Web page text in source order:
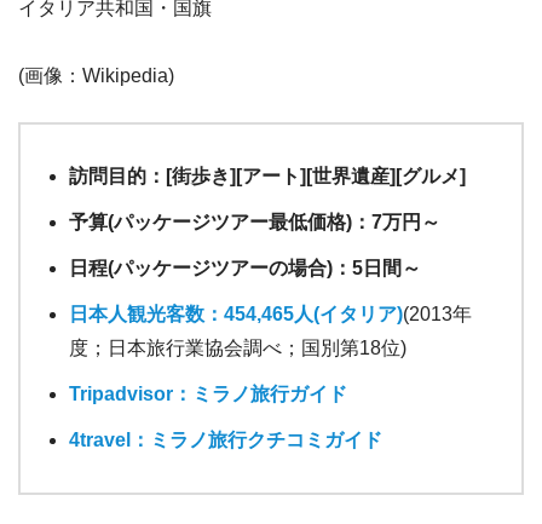
イタリア共和国・国旗
(画像：Wikipedia)
訪問目的：[街歩き][アート][世界遺産][グルメ]
予算(パッケージツアー最低価格)：7万円～
日程(パッケージツアーの場合)：5日間～
日本人観光客数：454,465人(イタリア)(2013年
度；日本旅行業協会調べ；国別第18位)
Tripadvisor：ミラノ旅行ガイド
4travel：ミラノ旅行クチコミガイド